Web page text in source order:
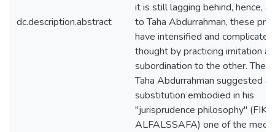
dc.description.abstract
it is still lagging behind, hence,
to Taha Abdurrahman, these
have intensified and
thought by practicing imitation
subordination to the other.
Taha Abdurrahman suggested a
substitution embodied in his
"jurisprudence philosophy"
ALFALSSAFA) one of the